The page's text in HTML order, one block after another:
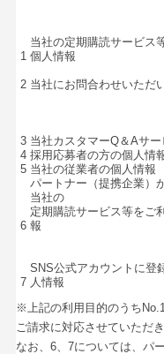
1
当社の定期購読サービス
個人情報
2 当社にお問合わせいただ
3 当社カスタマーQ＆Aサ
4 採用応募者の方の個人情
5 当社の従業者の個人情報
6
パートナー（提携企業）
当社の
定期購読サービス等をご
報
7
SNS公式アカウントに登
人情報
※上記の利用目的のうち
ご請求に対応させていただき
なお、6、7については、パ